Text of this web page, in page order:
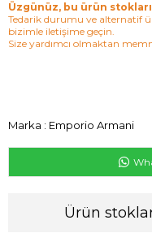
Üzgünüz, bu ürün
Tedarik durumu ve alternatif
bizimle iletişime geçin.
Size yardımcı olmaktan
Marka : Emporio Armani
Ürün